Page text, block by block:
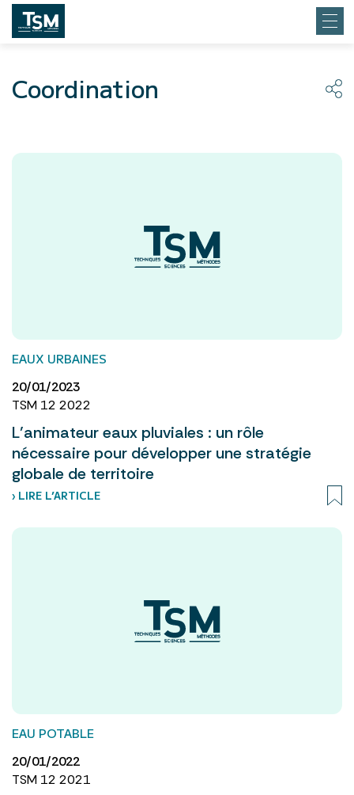
Coordination
EAUX URBAINES
20/01/2023
TSM 12 2022
L’animateur eaux pluviales : un rôle
nécessaire pour développer une stratégie
globale de territoire
› LIRE L’ARTICLE
EAU POTABLE
20/01/2022
TSM 12 2021